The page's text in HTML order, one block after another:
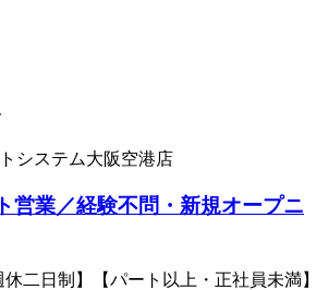
システム大阪空港店
営業／経験不問・新規オープニ
休二日制】【パート以上・正社員未満】